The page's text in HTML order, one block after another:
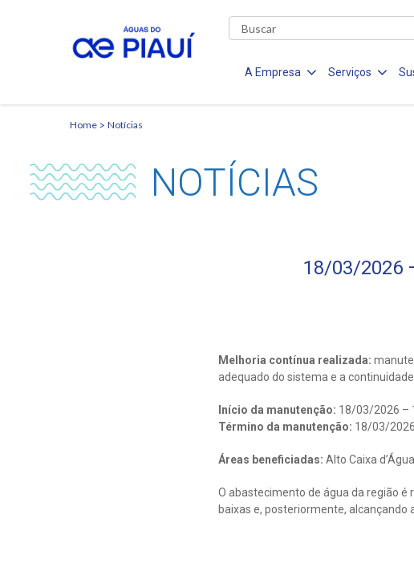
A Empresa Serviços
Home Notícias
NOTÍCIAS
18/03/2026
Melhoria contínua realizada:
adequado do sistema e a
Início da manutenção: 18/03/2026 –
Término da manutenção: 18/03/
Áreas beneficiadas: Alto Caixa
O abastecimento de água da região
baixas e, posteriormente, alcançando